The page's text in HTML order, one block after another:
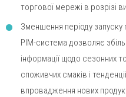
торгової мережі в розрізі
Зменшення періоду запуску
PIM-система дозволяє
інформації щодо сезонних
споживчих смаків і
впровадження нових